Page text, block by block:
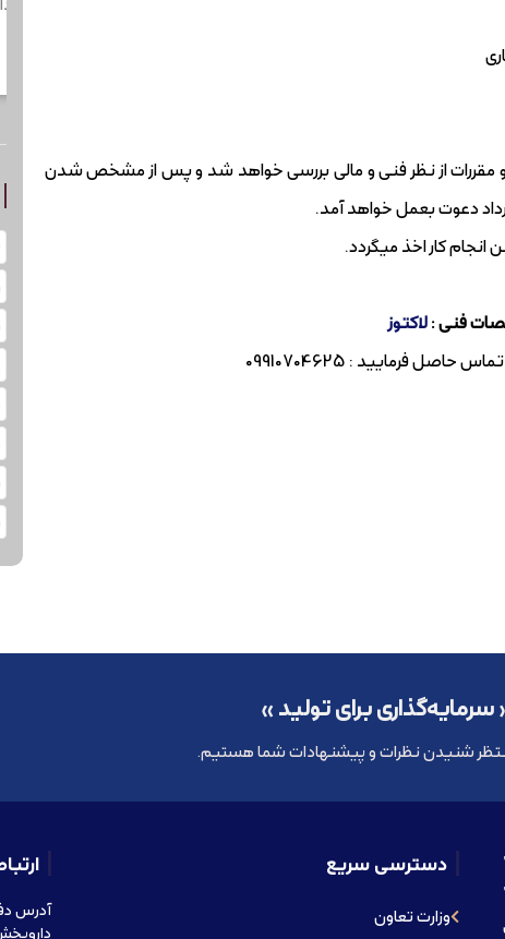
مقررات از نظر فنی و مالی بررسی خواهد شد و پس از مشخص شدن
دعوت بعمل خواهد آمد.
کار اخذ میگردد.
فنی :لاکتوز
فرمایید : 09910704625
سرمایه‌گذاری برای تولید »
شنیدن نظرات و پیشنهادات شما هستیم.
دسترسی سریع
وزارت تعاون